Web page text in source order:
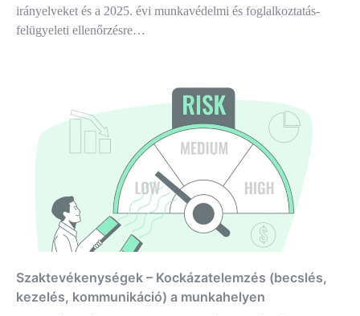
irányelveket és a 2025. évi munkavédelmi és foglalkoztatás-
felügyeleti ellenőrzésre…
Szaktevékenységek – Kockázatelemzés (becslés,
kezelés, kommunikáció) a munkahelyen